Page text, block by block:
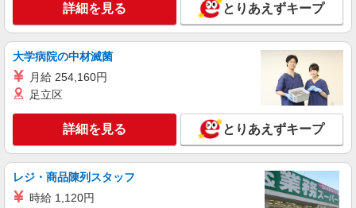
力により考慮 交通費あり／25,000円まで 勤務日
数・時間帯、経験等を考慮して決定します♪
■星川もえぎ保育園（小規模保育園） 神奈川県
横浜市保土ケ谷区川辺町31パークシティ横浜D 棟
１階
キープ 詳細を見る
アルバイト パート
日光丸食堂
店舗スタッフ
時給1,250円
日光丸食堂 （神奈川県横浜市保土ヶ谷区宮田
町1-5-1 1階A-3） ※洪福寺松原商店街
詳細を見る とりあえずキープ
大学病院の中材滅菌
月給 254,160円
足立区
詳細を見る とりあえずキープ
レジ・商品陳列スタッフ
時給 1,120円